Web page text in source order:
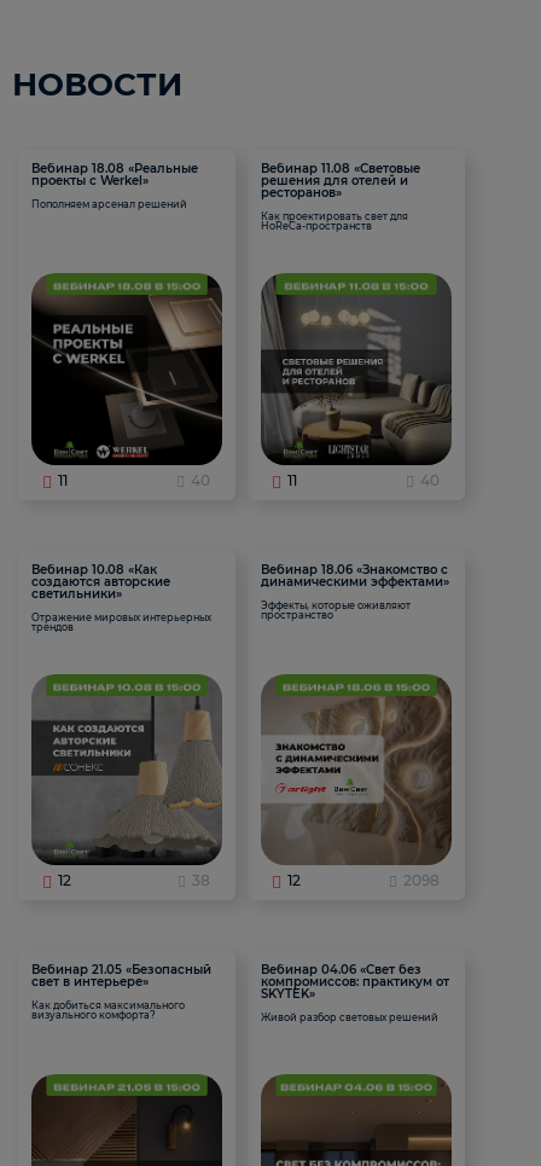
НОВОСТИ
Вебинар 18.08 «Реальные
проекты с Werkel»
Пополняем арсенал решений
11 40
Вебинар 11.08 «Световые
решения для отелей и
ресторанов»
Как проектировать свет для
HoReCa-пространств
11 40
Вебинар 10.08 «Как
создаются авторские
светильники»
Отражение мировых интерьерных
трендов
12 38
Вебинар 18.06 «Знакомство с
динамическими эффектами»
Эффекты, которые оживляют
пространство
12 2098
Вебинар 21.05 «Безопасный
свет в интерьере»
Как добиться максимального
визуального комфорта?
Вебинар 04.06 «Свет без
компромиссов: практикум от
SKYTEK»
Живой разбор световых решений